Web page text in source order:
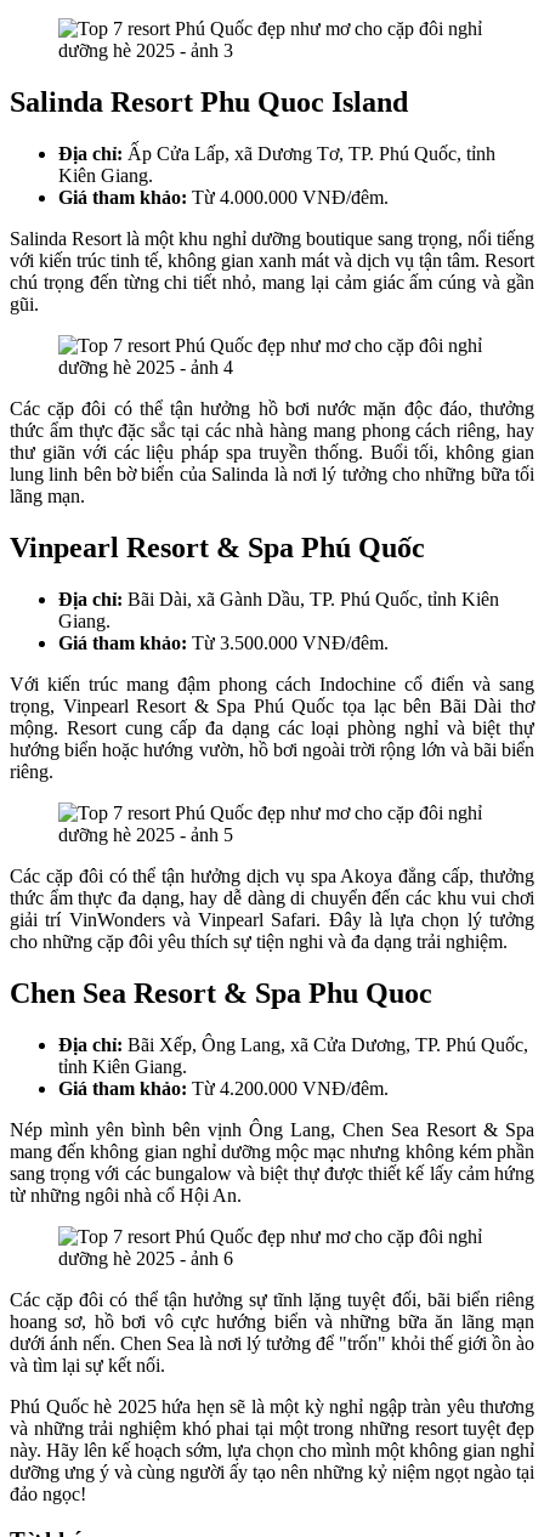
Salinda Resort Phu Quoc Island
Địa chỉ: Ấp Cửa Lấp, xã Dương Tơ, TP. Phú Quốc, tỉnh
Kiên Giang.
Giá tham khảo: Từ 4.000.000 VNĐ/đêm.
Salinda Resort là một khu nghỉ dưỡng boutique sang trọng, nổi tiếng
với kiến trúc tinh tế, không gian xanh mát và dịch vụ tận tâm. Resort
chú trọng đến từng chi tiết nhỏ, mang lại cảm giác ấm cúng và gần
gũi.
Các cặp đôi có thể tận hưởng hồ bơi nước mặn độc đáo, thưởng
thức ẩm thực đặc sắc tại các nhà hàng mang phong cách riêng, hay
thư giãn với các liệu pháp spa truyền thống. Buổi tối, không gian
lung linh bên bờ biển của Salinda là nơi lý tưởng cho những bữa tối
lãng mạn.
Vinpearl Resort & Spa Phú Quốc
Địa chỉ: Bãi Dài, xã Gành Dầu, TP. Phú Quốc, tỉnh Kiên
Giang.
Giá tham khảo: Từ 3.500.000 VNĐ/đêm.
Với kiến trúc mang đậm phong cách Indochine cổ điển và sang
trọng, Vinpearl Resort & Spa Phú Quốc tọa lạc bên Bãi Dài thơ
mộng. Resort cung cấp đa dạng các loại phòng nghỉ và biệt thự
hướng biển hoặc hướng vườn, hồ bơi ngoài trời rộng lớn và bãi biển
riêng.
Các cặp đôi có thể tận hưởng dịch vụ spa Akoya đẳng cấp, thưởng
thức ẩm thực đa dạng, hay dễ dàng di chuyển đến các khu vui chơi
giải trí VinWonders và Vinpearl Safari. Đây là lựa chọn lý tưởng
cho những cặp đôi yêu thích sự tiện nghi và đa dạng trải nghiệm.
Chen Sea Resort & Spa Phu Quoc
Địa chỉ: Bãi Xếp, Ông Lang, xã Cửa Dương, TP. Phú Quốc,
tỉnh Kiên Giang.
Giá tham khảo: Từ 4.200.000 VNĐ/đêm.
Nép mình yên bình bên vịnh Ông Lang, Chen Sea Resort & Spa
mang đến không gian nghỉ dưỡng mộc mạc nhưng không kém phần
sang trọng với các bungalow và biệt thự được thiết kế lấy cảm hứng
từ những ngôi nhà cổ Hội An.
Các cặp đôi có thể tận hưởng sự tĩnh lặng tuyệt đối, bãi biển riêng
hoang sơ, hồ bơi vô cực hướng biển và những bữa ăn lãng mạn
dưới ánh nến. Chen Sea là nơi lý tưởng để "trốn" khỏi thế giới ồn ào
và tìm lại sự kết nối.
Phú Quốc hè 2025 hứa hẹn sẽ là một kỳ nghỉ ngập tràn yêu thương
và những trải nghiệm khó phai tại một trong những resort tuyệt đẹp
này. Hãy lên kế hoạch sớm, lựa chọn cho mình một không gian nghỉ
dưỡng ưng ý và cùng người ấy tạo nên những kỷ niệm ngọt ngào tại
đảo ngọc!